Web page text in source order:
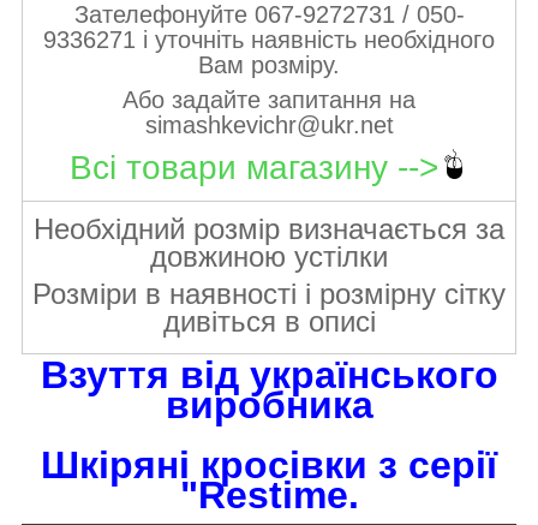
Зателефонуйте 067-9272731 / 050-
9336271 і уточніть наявність необхідного
Вам розміру.
Або задайте запитання на
simashkevichr@ukr.net
Всі товари магазину -->
Необхідний розмір визначається за
довжиною устілки
Розміри в наявності і розмірну сітку
дивіться в описі
Взуття від українського
виробника
Шкіряні кросівки з серії
"Restime.